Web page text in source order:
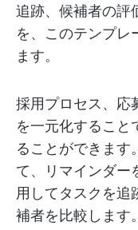
追跡、候補者の評
を、このテンプレ
ます。
採用プロセス、応
を一元化すること
ることができます。
て、リマインダー
用してタスクを追
補者を比較します。